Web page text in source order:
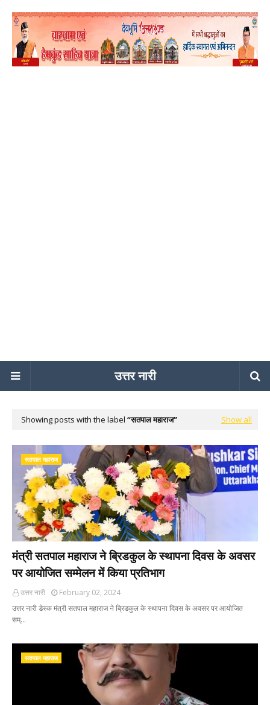
उत्तर नारी
Showing posts with the label सतपाल महाराज Show all
सतपाल महाराज
मंत्री सतपाल महाराज ने ब्रिडकुल के स्थापना दिवस के अवसर
पर आयोजित सम्मेलन में किया प्रतिभाग
उत्तर नारी
February 02, 2024
उत्तर नारी डेस्क मंत्री सतपाल महाराज ने ब्रिडकुल के स्थापना दिवस के अवसर पर आयोजित
सम्…
सतपाल महाराज